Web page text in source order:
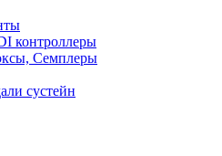
контроллеры
Семплеры
сустейн